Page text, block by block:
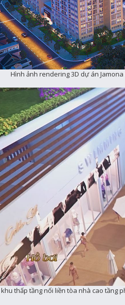
Hình ảnh rendering 3D dự án
thấp tầng nối liền tòa nhà cao tầng